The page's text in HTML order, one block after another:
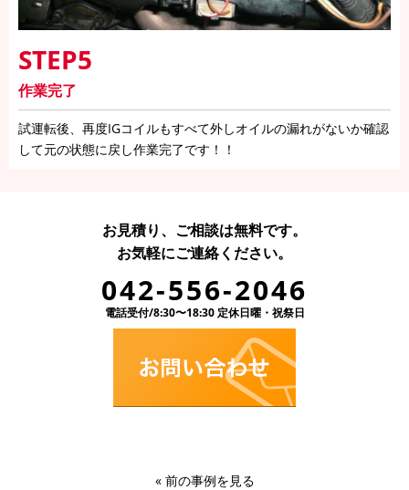
STEP5
作業完了
試運転後、再度IGコイルもすべて外しオイルの漏れがないか確認
して元の状態に戻し作業完了です！！
お見積り、ご相談は無料です。
お気軽にご連絡ください。
042-556-2046
電話受付/8:30〜18:30 定休日曜・祝祭日
« 前の事例を見る